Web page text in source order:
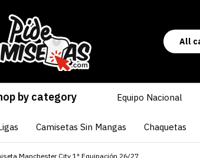
by category Equipo Nacional
Camisetas Sin Mangas Chaquetas
Manchester City 1ª Equipación 26/27